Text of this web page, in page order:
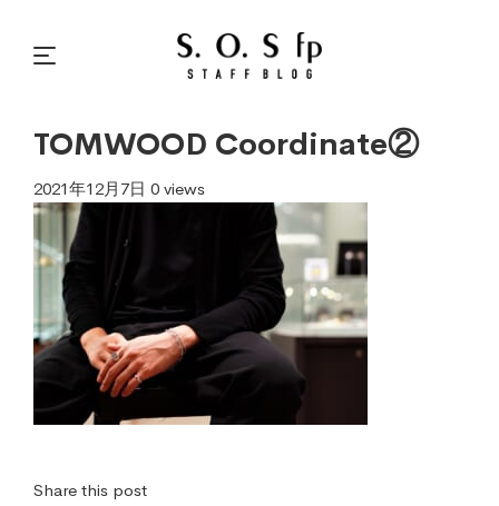
TOMWOOD Coordinate②
2021年12月7日 0 views
Share this post